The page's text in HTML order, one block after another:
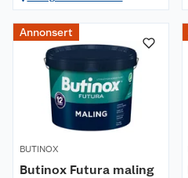
Annonsert
BUTINOX
Butinox Futura maling